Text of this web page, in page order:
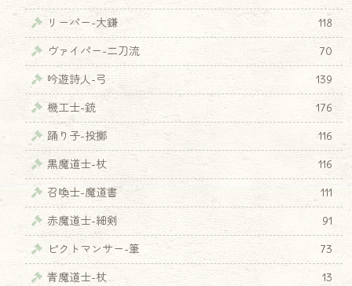
リーパー-大鎌
118
ヴァイパー-二刀流
70
吟遊詩人-弓
139
機工士-銃
176
踊り子-投擲
116
黒魔道士-杖
116
召喚士-魔道書
111
赤魔道士-細剣
91
ピクトマンサー-筆
73
青魔道士-杖
13